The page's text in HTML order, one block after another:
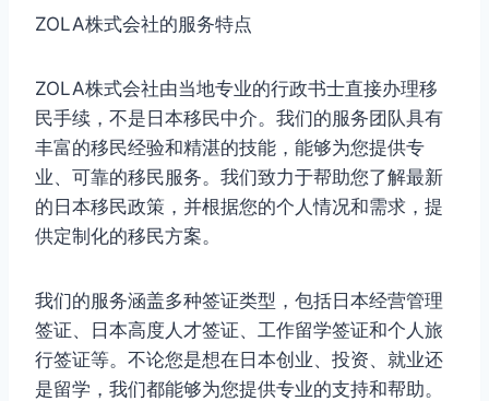
ZOLA株式会社的服务特点
ZOLA株式会社由当地专业的行政书士直接办理移
民手续，不是日本移民中介。我们的服务团队具有
丰富的移民经验和精湛的技能，能够为您提供专
业、可靠的移民服务。我们致力于帮助您了解最新
的日本移民政策，并根据您的个人情况和需求，提
供定制化的移民方案。
我们的服务涵盖多种签证类型，包括日本经营管理
签证、日本高度人才签证、工作留学签证和个人旅
行签证等。不论您是想在日本创业、投资、就业还
是留学，我们都能够为您提供专业的支持和帮助。